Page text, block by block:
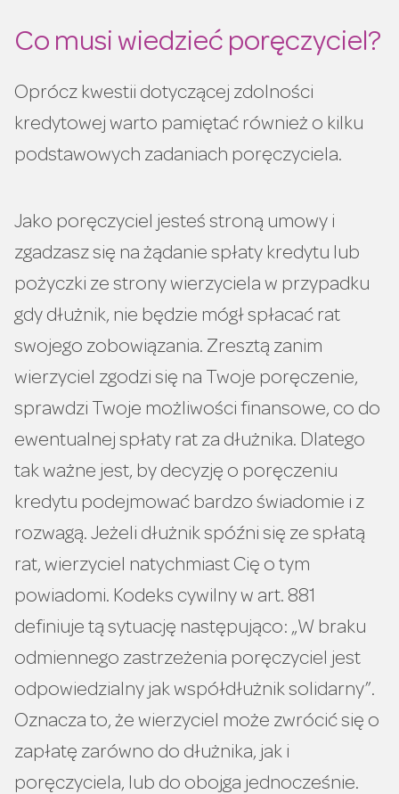
Co musi wiedzieć poręczyciel?
Oprócz kwestii dotyczącej zdolności
kredytowej warto pamiętać również o kilku
podstawowych zadaniach poręczyciela.
Jako poręczyciel jesteś stroną umowy i
zgadzasz się na żądanie spłaty kredytu lub
pożyczki ze strony wierzyciela w przypadku
gdy dłużnik, nie będzie mógł spłacać rat
swojego zobowiązania. Zresztą zanim
wierzyciel zgodzi się na Twoje poręczenie,
sprawdzi Twoje możliwości finansowe, co do
ewentualnej spłaty rat za dłużnika. Dlatego
tak ważne jest, by decyzję o poręczeniu
kredytu podejmować bardzo świadomie i z
rozwagą. Jeżeli dłużnik spóźni się ze spłatą
rat, wierzyciel natychmiast Cię o tym
powiadomi. Kodeks cywilny w art. 881
definiuje tą sytuację następująco: „W braku
odmiennego zastrzeżenia poręczyciel jest
odpowiedzialny jakwspółdłużnik solidarny”.
Oznacza to, że wierzyciel może zwrócić się o
zapłatę zarówno do dłużnika, jak i
poręczyciela, lub do obojga jednocześnie.